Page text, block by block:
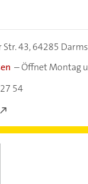
Str. 43,64285
–Öffnet Montag
54